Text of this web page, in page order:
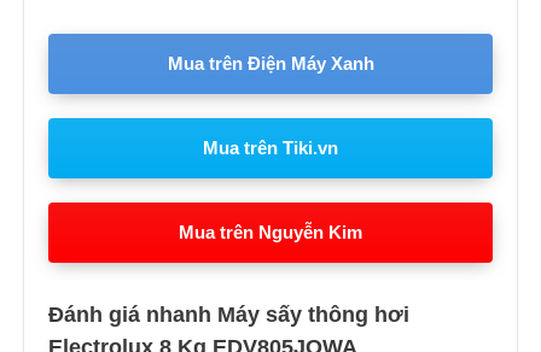
Mua trên Điện Máy Xanh
Mua trên Tiki.vn
Mua trên Nguyễn Kim
Đánh giá nhanh Máy sấy thông hơi
Electrolux 8 Kg EDV805JQWA